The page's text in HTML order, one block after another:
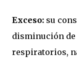
Exceso: su
disminución
respiratorios,